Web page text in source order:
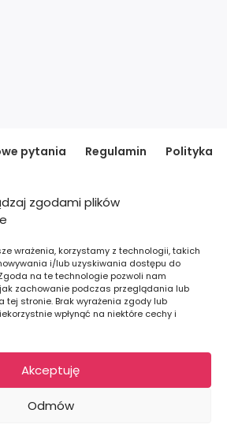
zgodami plików
wrażenia, korzystamy z technologii, takich
i/lub uzyskiwania dostępu do
na te technologie pozwoli nam
zachowanie podczas przeglądania lub
tej stronie. Brak wyrażenia zgody lub
wpłynąć na niektóre cechy i
Akceptuję
Odmów
pytania Regulamin
Polityka